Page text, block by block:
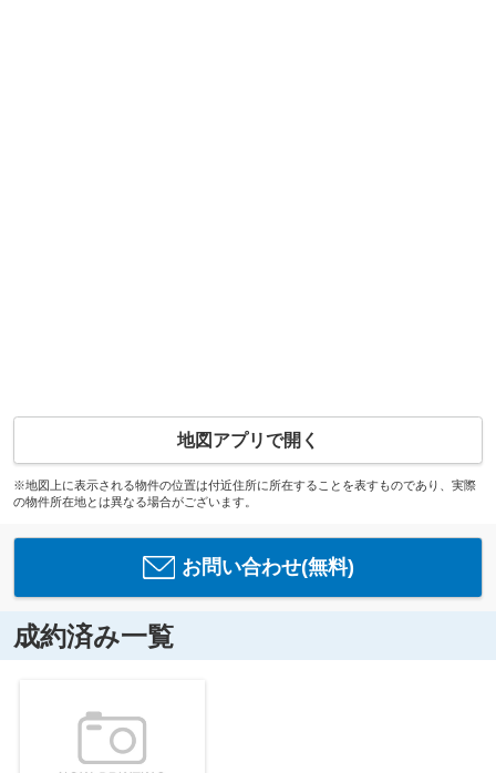
地図アプリで開く
※地図上に表示される物件の位置は付近住所に所在することを表すものであり、実際
の物件所在地とは異なる場合がございます。
お問い合わせ(無料)
成約済み一覧